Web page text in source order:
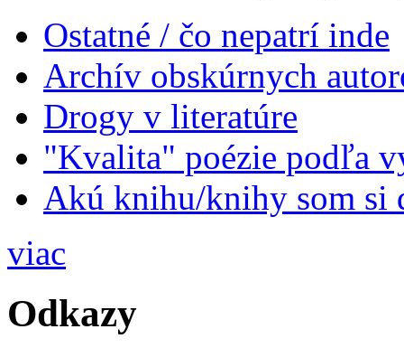
Ostatné / čo nepatrí inde
Archív obskúrnych
Drogy v literatúre
"Kvalita" poézie podľa
Akú knihu/knihy som si
viac
Odkazy